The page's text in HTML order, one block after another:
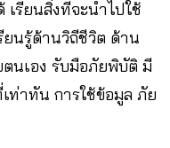
เรียนสิ่งที่จะนำไปใช้
ยนรู้ด้านวิถีชีวิต ด้าน
นเอง รับมือภัยพิบัติ มี
ท่าทัน การใช้ข้อมูล ภัย